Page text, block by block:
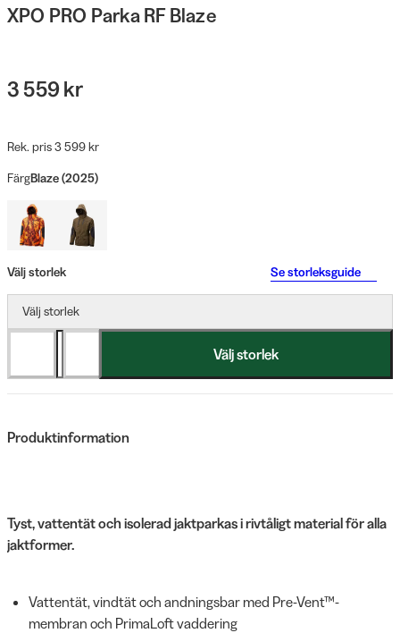
XPO PRO Parka RF Blaze
3 559 kr
Rek. pris 3 599 kr
FärgBlaze (2025)
Välj storlek Se storleksguide
Välj storlek
Välj storlek
Produktinformation
Tyst, vattentät och isolerad jaktparkas i rivtåligt material för alla
jaktformer.
Vattentät, vindtät och andningsbar med Pre-Vent™-
membran och PrimaLoft vaddering